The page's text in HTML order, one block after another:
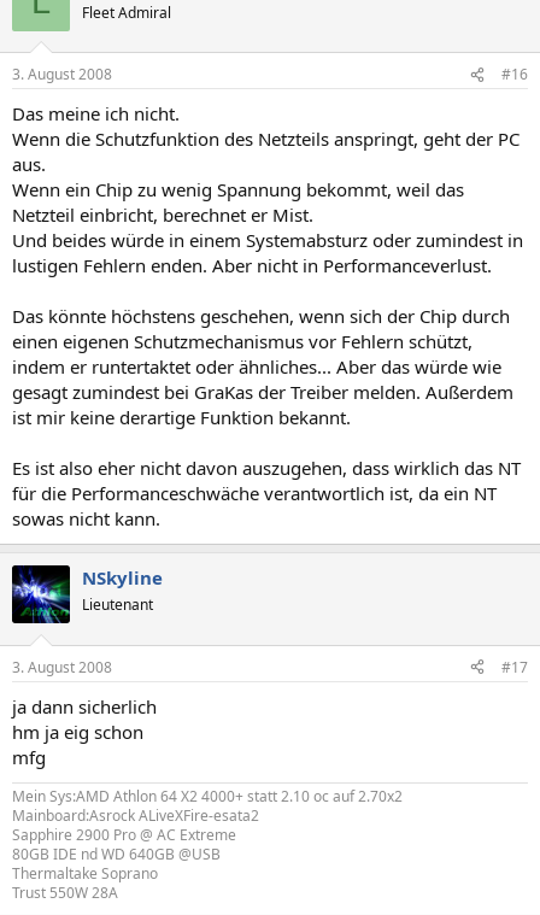
Fleet Admiral
3. August 2008 #16
Das meine ich nicht.
Wenn die Schutzfunktion des Netzteils anspringt, geht der PC
aus.
Wenn ein Chip zu wenig Spannung bekommt, weil das
Netzteil einbricht, berechnet er Mist.
Und beides würde in einem Systemabsturz oder zumindest in
lustigen Fehlern enden. Aber nicht in Performanceverlust.
Das könnte höchstens geschehen, wenn sich der Chip durch
einen eigenen Schutzmechanismus vor Fehlern schützt,
indem er runtertaktet oder ähnliches... Aber das würde wie
gesagt zumindest bei GraKas der Treiber melden. Außerdem
ist mir keine derartige Funktion bekannt.
Es ist also eher nicht davon auszugehen, dass wirklich das NT
für die Performanceschwäche verantwortlich ist, da ein NT
sowas nicht kann.
NSkyline
Lieutenant
3. August 2008 #17
ja dann sicherlich
hm ja eig schon
mfg
Mein Sys:AMD Athlon 64 X2 4000+ statt 2.10 oc auf 2.70x2
Mainboard:Asrock ALiveXFire-esata2
Sapphire 2900 Pro @ AC Extreme
80GB IDE nd WD 640GB @USB
Thermaltake Soprano
Trust 550W 28A